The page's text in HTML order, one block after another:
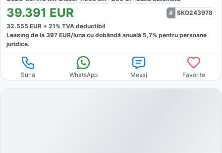
39.391 EUR
SKO243978
32.555 EUR + 21% TVA deductibil
Leasing de la 397 EUR/luna cu dobăndă anuală 5,7% pentru persoane
juridice.
Sună WhatsApp Mesaj Favorite